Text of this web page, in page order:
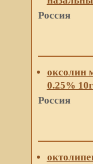
Россия
оксолин
0.25% 10г
Россия